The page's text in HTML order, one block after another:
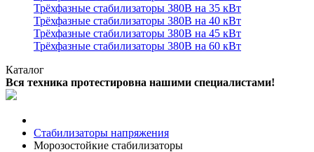
Трёхфазные стабилизаторы 380В на 35 кВт
Трёхфазные стабилизаторы 380В на 40 кВт
Трёхфазные стабилизаторы 380В на 45 кВт
Трёхфазные стабилизаторы 380В на 60 кВт
Каталог
Вся техника протестировна нашими специалистами!
Стабилизаторы напряжения
Морозостойкие стабилизаторы